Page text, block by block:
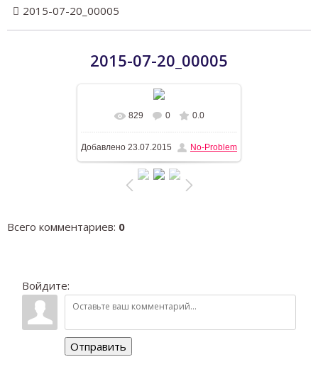
2015-07-20_00005
2015-07-20_00005
В реальном размере 600x800
139.8Kb
829 0 0.0
Добавлено 23.07.2015 No-Problem
Всего комментариев: 0
Войдите:
Отправить